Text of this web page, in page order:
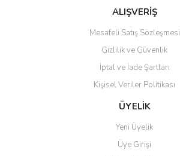
Bu ürüne benzer farklı alternatifler olmalı.
Gönder
ALIŞVERİŞ
Mesafeli Satış Sözleşmesi
Gizlilik ve Güvenlik
İptal ve İade Şartları
Kişisel Veriler Politikası
ÜYELİK
Yeni Üyelik
Üye Girişi